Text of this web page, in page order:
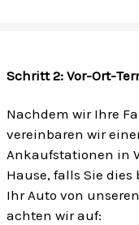
Schritt 2: Vor-Ort-
Nachdem wir Ihre
vereinbaren wir
Ankaufstationen in
Hause, falls Sie dies
Ihr Auto von
achten wir auf: